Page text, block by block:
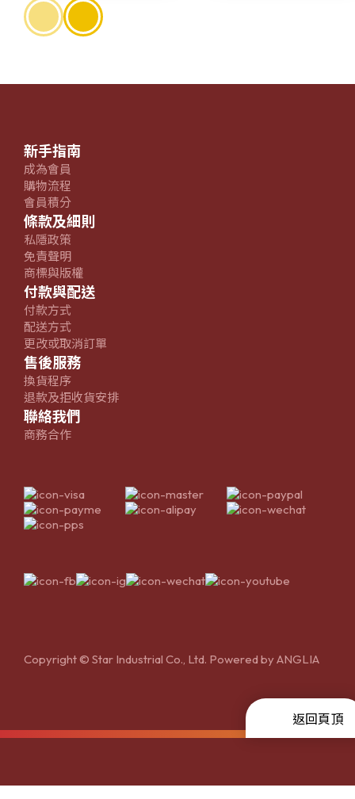
新手指南
成為會員
購物流程
會員積分
條款及細則
私隱政策
免責聲明
商標與版權
付款與配送
付款方式
配送方式
更改或取消訂單
售後服務
換貨程序
退款及拒收貨安排
聯絡我們
商務合作
Copyright © Star Industrial Co., Ltd. Powered byANGLIA
返回頁頂